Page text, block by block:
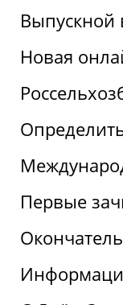
Выпускной
Новая
Первые